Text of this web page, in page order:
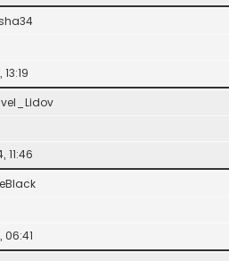
11:46
06:41